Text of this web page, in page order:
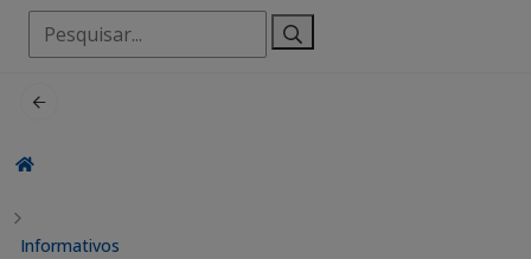
Pesquisar
por:
Informativos